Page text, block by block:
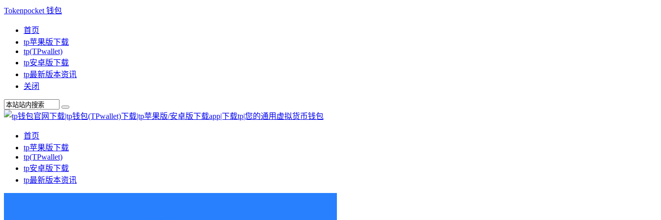
Tokenpocket 钱包
首页
tp苹果版下载
tp(TPwallet)
tp安卓版下载
tp最新版本资讯
关闭
首页
tp苹果版下载
tp(TPwallet)
tp安卓版下载
tp最新版本资讯